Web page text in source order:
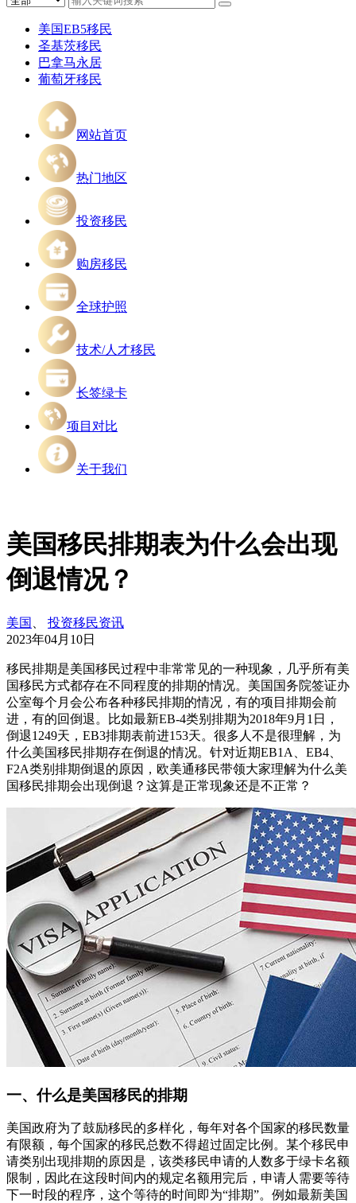
美国EB5移民
圣基茨移民
巴拿马永居
葡萄牙移民
网站首页
热门地区
投资移民
购房移民
全球护照
技术/人才移民
长签绿卡
项目对比
关于我们
美国移民排期表为什么会出现
倒退情况？
美国
投资移民资讯
2023年04月10日
移民排期是美国移民过程中非常常见的一种现象，几乎所有美
国移民方式都存在不同程度的排期的情况。美国国务院签证办
公室每个月会公布各种移民排期的情况，有的项目排期会前
进，有的回倒退。比如最新EB-4类别排期为2018年9月1日，
倒退1249天，EB3排期表前进153天。很多人不是很理解，为
什么美国移民排期存在倒退的情况。针对近期EB1A、EB4、
F2A类别排期倒退的原因，欧美通移民带领大家理解为什么美
国移民排期会出现倒退？这算是正常现象还是不正常？
一、什么是美国移民的排期
美国政府为了鼓励移民的多样化，每年对各个国家的移民数量
有限额，每个国家的移民总数不得超过固定比例。某个移民申
请类别出现排期的原因是，该类移民申请的人数多于绿卡名额
限制，因此在这段时间内的规定名额用完后，申请人需要等待
下一时段的程序，这个等待的时间即为“排期”。例如最新美国